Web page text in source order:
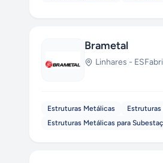
Brametal
Linhares - ES
Estruturas Metálicas Estruturas
Estruturas Metálicas para